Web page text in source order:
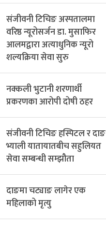
संजीवनी टिचिङ अस्पतालमा
वरिष्ठ न्यूरोसर्जन डा. मुसाफिर
आलमद्वारा अत्याधुनिक न्यूरो
शल्यक्रिया सेवा सुरु
नक्कली भुटानी शरणार्थी
प्रकरणका आरोपी दोषी ठहर
संजीवनी टिचिङ हस्पिटल र दाङ
भ्याली यातायातबीच सहुलियत
सेवा सम्बन्धी सम्झौता
दाङमा चट्याङ लागेर एक
महिलाको मृत्यु